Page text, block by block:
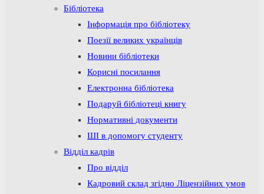
Бібліотека
Інформація про бібліотеку
Поезії великих українців
Новини бібліотеки
Корисні посилання
Електронна бібліотека
Подаруй бібліотеці книгу
Нормативні документи
ШІ в допомогу студенту
Відділ кадрів
Про відділ
Кадровий склад згідно Ліцензійних умов